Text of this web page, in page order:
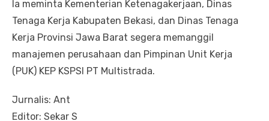
Ia meminta Kementerian Ketenagakerjaan, Dinas
Tenaga Kerja Kabupaten Bekasi, dan Dinas Tenaga
Kerja Provinsi Jawa Barat segera memanggil
manajemen perusahaan dan Pimpinan Unit Kerja
(PUK) KEP KSPSI PT Multistrada.
Jurnalis: Ant
Editor: Sekar S